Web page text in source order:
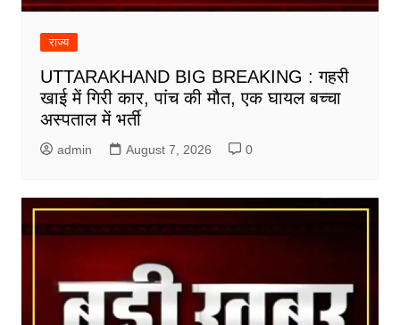
राज्य
UTTARAKHAND BIG BREAKING : गहरी
खाई में गिरी कार, पांच की मौत, एक घायल बच्चा
अस्पताल में भर्ती
admin August 7, 2026 0